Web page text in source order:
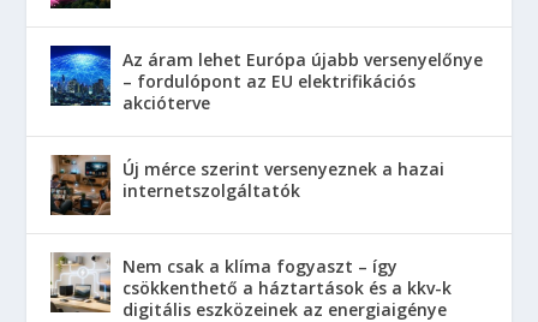
Az áram lehet Európa újabb versenyelőnye
– fordulópont az EU elektrifikációs
akcióterve
Új mérce szerint versenyeznek a hazai
internetszolgáltatók
Nem csak a klíma fogyaszt – így
csökkenthető a háztartások és a kkv-k
digitális eszközeinek az energiaigénye